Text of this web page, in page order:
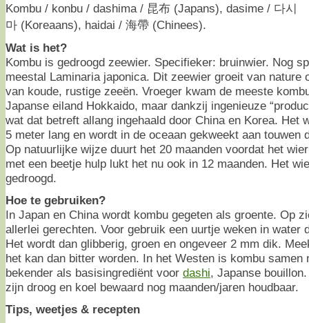
Kombu / konbu / dashima / 昆布 (Japans), dasime / 다시
마 (Koreaans), haidai / 海帶 (Chinees).
Wat is het?
Kombu is gedroogd zeewier. Specifieker: bruinwier. Nog
meestal Laminaria japonica. Dit zeewier groeit van nature
van koude, rustige zeeën. Vroeger kwam de meeste
Japanse eiland Hokkaido, maar dankzij ingenieuze
wat dat betreft allang ingehaald door China en Korea. Het
5 meter lang en wordt in de oceaan gekweekt aan touwen
Op natuurlijke wijze duurt het 20 maanden voordat het
met een beetje hulp lukt het nu ook in 12 maanden. Het
gedroogd.
Hoe te gebruiken?
In Japan en China wordt kombu gegeten als groente. Op
allerlei gerechten. Voor gebruik een uurtje weken in water
Het wordt dan glibberig, groen en ongeveer 2 mm dik.
het kan dan bitter worden. In het Westen is kombu samen
bekender als basisingrediënt voor dashi, Japanse
zijn droog en koel bewaard nog maanden/jaren houdbaar.
Tips, weetjes & recepten